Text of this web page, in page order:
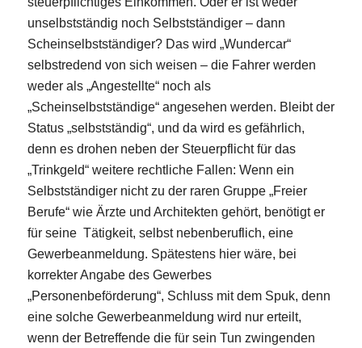
unselbstständig noch Selbstständiger – dann
Scheinselbstständiger? Das wird „Wundercar“
selbstredend von sich weisen – die Fahrer werden
weder als „Angestellte“ noch als
„Scheinselbstständige“ angesehen werden. Bleibt der
Status „selbstständig“, und da wird es gefährlich,
denn es drohen neben der Steuerpflicht für das
„Trinkgeld“ weitere rechtliche Fallen: Wenn ein
Selbstständiger nicht zu der raren Gruppe „Freier
Berufe“ wie Ärzte und Architekten gehört, benötigt er
für seine Tätigkeit, selbst nebenberuflich, eine
Gewerbeanmeldung. Spätestens hier wäre, bei
korrekter Angabe des Gewerbes
„Personenbeförderung“, Schluss mit dem Spuk, denn
eine solche Gewerbeanmeldung wird nur erteilt,
wenn der Betreffende die für sein Tun zwingenden